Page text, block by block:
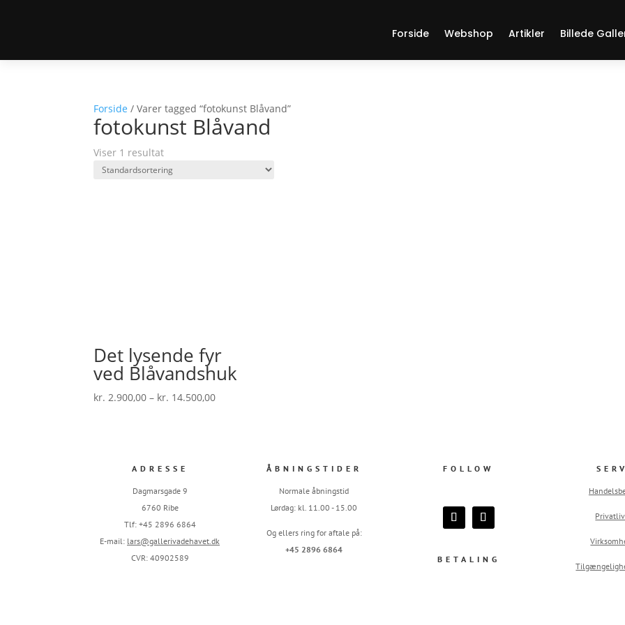
Forside Webshop Artikler Billede
Forside / Varer tagged “fotokunst Blåvand”
fotokunst Blåvand
Viser 1 resultat
Det lysende fyr
ved Blåvandshuk
kr. 2.900,00 – kr. 14.500,00Prisinterval:
ADRESSE
Dagmarsgade 9
6760 Ribe
Tlf: +45 2896 6864
E-mail: lars@gallerivadehavet.dk
CVR: 40902589
ÅBNINGSTIDER
Normale åbningstid
Lørdag: kl. 11.00 - 15.00
Og ellers ring for aftale på:
+45 2896 6864
FOLLOW
BETALING